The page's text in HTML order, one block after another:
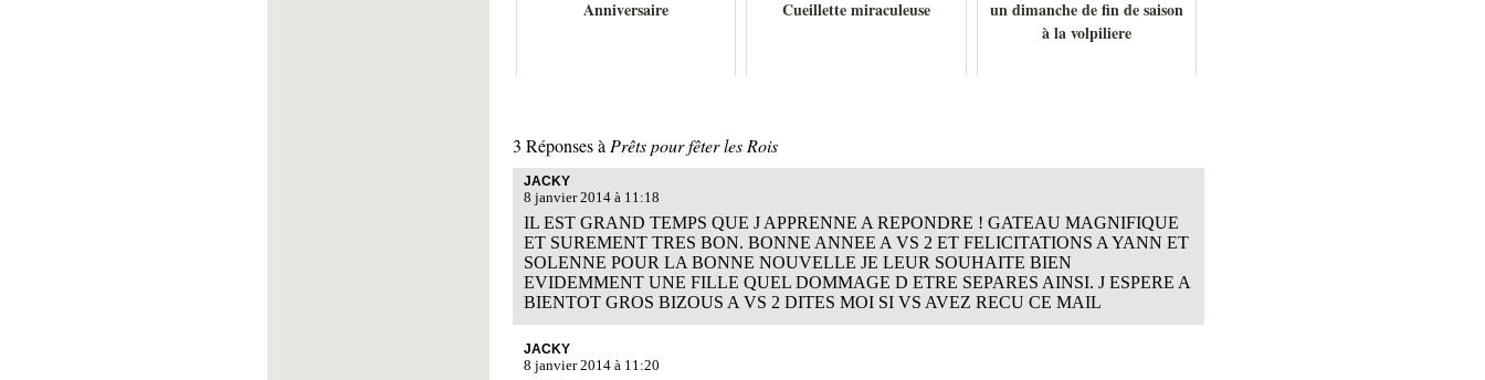
Anniversaire Cueillette miraculeuse
un dimanche de fin de saison
à la volpiliere
3 Réponses à Prêts pour fêter les Rois
JACKY
8 janvier 2014 à 11:18
IL EST GRAND TEMPS QUE J APPRENNE A REPONDRE ! GATEAU MAGNIFIQUE
ET SUREMENT TRES BON. BONNE ANNEE A VS 2 ET FELICITATIONS A YANN ET
SOLENNE POUR LA BONNE NOUVELLE JE LEUR SOUHAITE BIEN
EVIDEMMENT UNE FILLE QUEL DOMMAGE D ETRE SEPARES AINSI. J ESPERE A
BIENTOT GROS BIZOUS A VS 2 DITES MOI SI VS AVEZ RECU CE MAIL
JACKY
8 janvier 2014 à 11:20